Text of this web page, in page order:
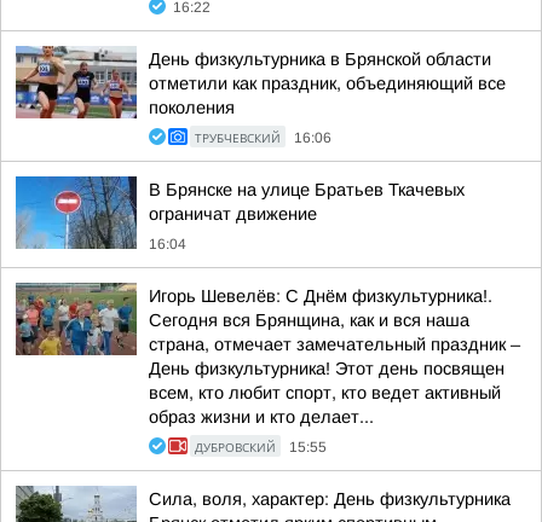
16:22
День физкультурника в Брянской области
отметили как праздник, объединяющий все
поколения
ТРУБЧЕВСКИЙ 16:06
В Брянске на улице Братьев Ткачевых
ограничат движение
16:04
Игорь Шевелёв: С Днём физкультурника!.
Сегодня вся Брянщина, как и вся наша
страна, отмечает замечательный праздник –
День физкультурника! Этот день посвящен
всем, кто любит спорт, кто ведет активный
образ жизни и кто делает...
ДУБРОВСКИЙ 15:55
Сила, воля, характер: День физкультурника